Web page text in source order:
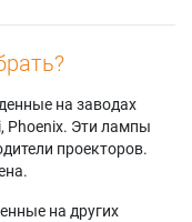
на заводах
Phoenix. Эти лампы
проекторов.
на других